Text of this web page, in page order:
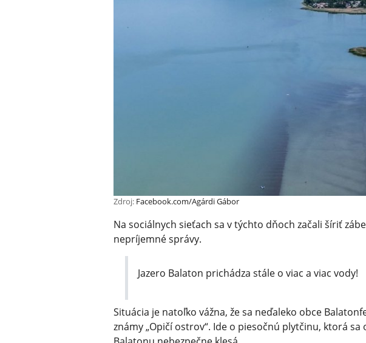
Zdroj: Facebook.com/Agárdi Gábor
Na sociálnych sieťach sa v týchto dňoch začali šíriť
nepríjemné správy.
Jazero Balaton prichádza stále o viac a viac vody!
Situácia je natoľko vážna, že sa neďaleko obce
známy „Opičí ostrov“. Ide o piesočnú plytčinu, ktorá sa